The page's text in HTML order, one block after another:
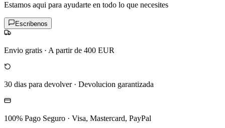
Estamos aqui para ayudarte en todo lo que necesites
Escribenos
Envio gratis · A partir de 400 EUR
30 dias para devolver· Devolucion garantizada
100% Pago Seguro · Visa, Mastercard, PayPal